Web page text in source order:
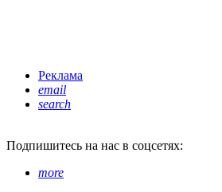
Реклама
email
search
Подпишитесь на нас в соцсетях:
more